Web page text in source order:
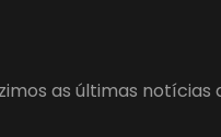
as últimas